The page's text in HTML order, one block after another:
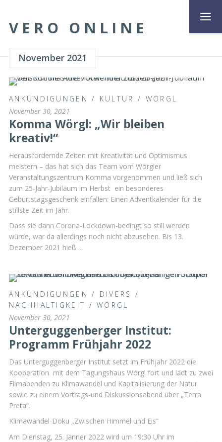
VERO ONLINE
November 2021
ANKÜNDIGUNGEN / KULTUR / WÖRGL
November 30, 2021
Komma Wörgl: „Wir bleiben
kreativ!“
Herausfordernde Zeiten mit Kreativität und Optimismus
meistern – das hat sich das Team vom Wörgler
Veranstaltungszentrum Komma vorgenommen und ließ sich
zum 25-Jahr-Jubiläum im Herbst ein besonderes
Geburtstagsgeschenk einfallen: Einen Adventkalender für die
stillste Zeit im Jahr.
Dass sie dann Corona-Lockdown-bedingt so still werden
würde, war da allerdings noch nicht abzusehen. Bis 13.
Dezember 2021 hieß …
ANKÜNDIGUNGEN / DIVERS
/
NACHHALTIGKEIT /WÖRGL
November 30, 2021
Unterguggenberger Institut:
Programm Frühjahr 2022
Das Unterguggenberger Institut setzt im Frühjahr 2022 die
Kooperation mit dem Tagungshaus Wörgl fort und lädt zu zwei
Filmabenden zu Klimawandel und Kapitalisierung der Natur
sowie zu einem Vortrags-und Diskussionsabend über „Terra
Preta“.
Klimawandel-Doku „Zwischen Himmel und Eis“
Am Dienstag, 25. Jänner 2022 wird um 19:30 Uhr im